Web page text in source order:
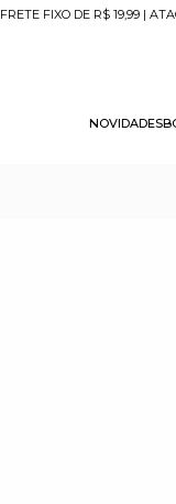
FRETE FIXO DE R$ 19,99 |
NOVIDADES